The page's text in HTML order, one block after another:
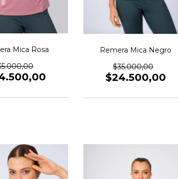
Mica Rosa
Remera Mica Negro
$35.000,00
$24.500,00